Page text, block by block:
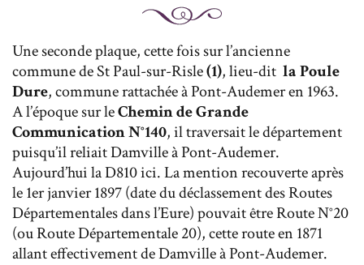
Une seconde plaque, cette fois sur l’ancienne
commune de St Paul-sur-Risle(1), lieu-dit la Poule
Dure, commune rattachée à Pont-Audemer en 1963.
A l’époque sur leChemin de Grande
Communication N°140, il traversait le département
puisqu’il reliait Damville à Pont-Audemer.
Aujourd’hui la D810 ici. La mention recouverte après
le 1er janvier 1897 (date du déclassement des Routes
Départementales dans l’Eure) pouvait être Route N°20
(ou Route Départementale 20), cette route en 1871
allant effectivement de Damville à Pont-Audemer.